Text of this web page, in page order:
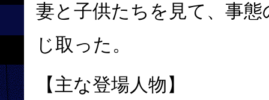
妻と子供たちを見て、事
じ取った。
【主な登場人物】